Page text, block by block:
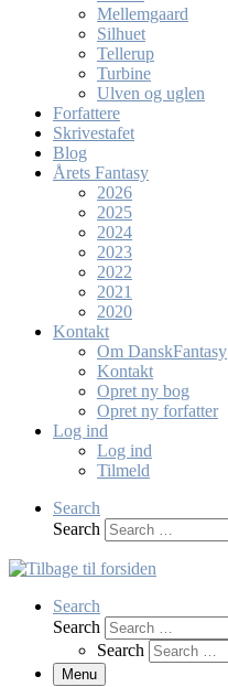
Mellemgaard
Silhuet
Tellerup
Turbine
Ulven og uglen
Forfattere
Skrivestafet
Blog
Årets Fantasy
2026
2025
2024
2023
2022
2021
2020
Kontakt
Om DanskFantasy
Kontakt
Opret ny bog
Opret ny forfatter
Log ind
Log ind
Tilmeld
Search
Search
Search
Search
Search
Menu